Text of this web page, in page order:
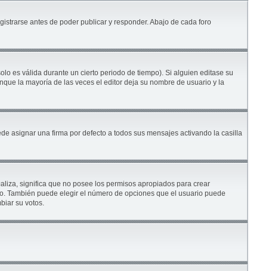
antes de poder publicar y responder. Abajo de cada foro
es válida durante un cierto periodo de tiempo). Si alguien editase su
la mayoría de las veces el editor deja su nombre de usuario y la
asignar una firma por defecto a todos sus mensajes activando la casilla
significa que no posee los permisos apropiados para crear
También puede elegir el número de opciones que el usuario puede
su votos.